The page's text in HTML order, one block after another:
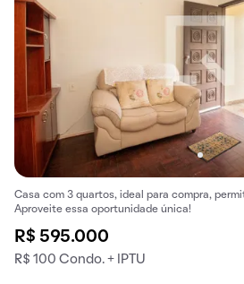
Casa com 3 quartos, ideal para compra,
Aproveite essa oportunidade única!
R$ 595.000
R$ 100 Condo. + IPTU